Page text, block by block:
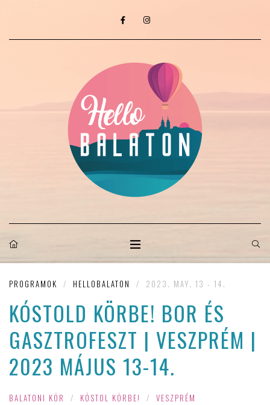
PROGRAMOK / HELLOBALATON / 2023. MAY. 13 - 14.
KÓSTOLD KÖRBE! BOR ÉS
GASZTROFESZT | VESZPRÉM |
2023 MÁJUS 13-14.
BALATONI KÖR / KÓSTOL KÖRBE! / VESZPRÉM